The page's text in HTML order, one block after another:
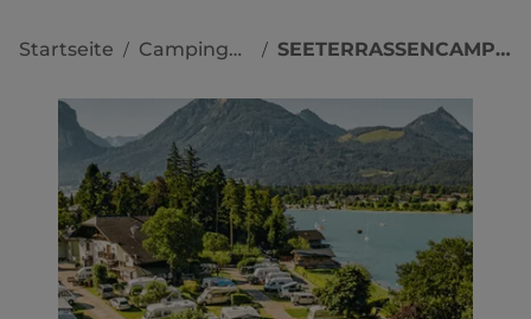
Startseite / Campingplätze / SEETERRASSENCAMPING RIED